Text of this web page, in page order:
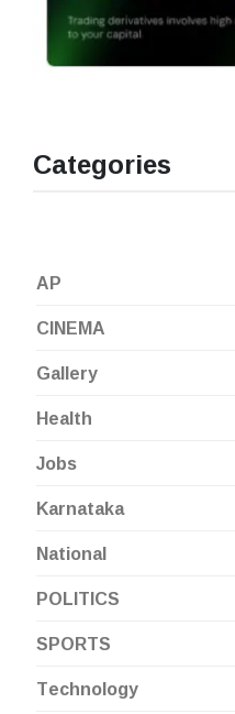
Categories
AP
CINEMA
Gallery
Health
Jobs
Karnataka
National
POLITICS
SPORTS
Technology